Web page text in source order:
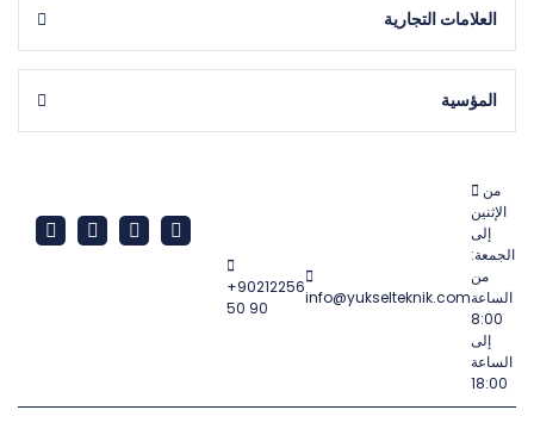
العلامات التجارية
المؤسية
+90212256
50 90
info@yukselteknik.com
من
الإثنين
إلى
الجمعة:
من
الساعة
8:00
إلى
الساعة
18:00